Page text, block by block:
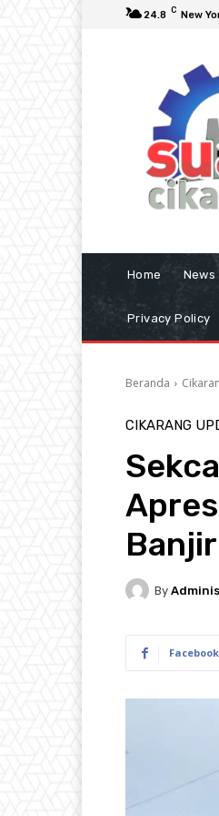
24.8 C New
Home News
Privacy Policy
Beranda
CIKARANG
By
Facebook